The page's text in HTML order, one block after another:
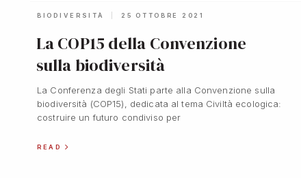
BIODIVERSITÀ 25 OTTOBRE 2021
La COP15 della Convenzione
sulla biodiversità
La Conferenza degli Stati parte alla Convenzione sulla
biodiversità (COP15), dedicata al tema Civiltà ecologica:
costruire un futuro condiviso per
READ